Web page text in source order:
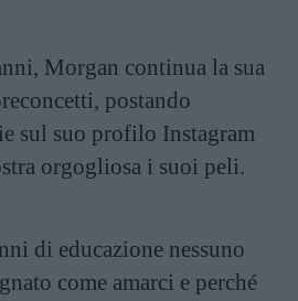
Morgan continua la sua
postando
sul suo profilo Instagram
orgogliosa i suoi peli.
di educazione nessuno
come amarci e perché